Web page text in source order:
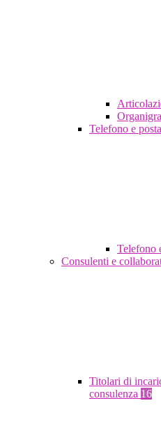
Telefono e
Telefono
Consulenti e
Titolari di
consulenza 16